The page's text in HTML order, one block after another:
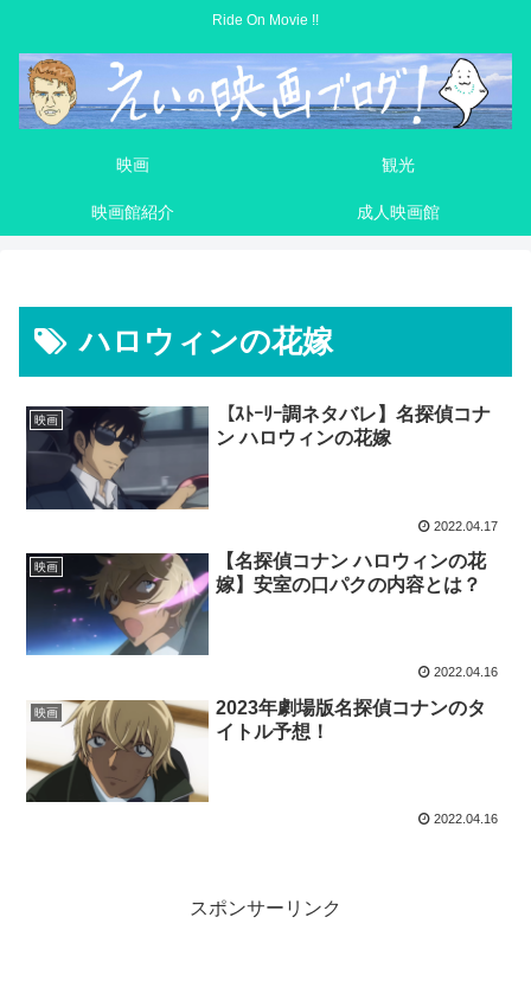
Ride On Movie !!
映画 観光
映画館紹介 成人映画館
ハロウィンの花嫁
映画
【ｽﾄｰﾘｰ調ネタバレ】名探偵コナ
ン ハロウィンの花嫁
2022.04.17
映画
【名探偵コナン ハロウィンの花
嫁】安室の口パクの内容とは？
2022.04.16
映画
2023年劇場版名探偵コナンのタ
イトル予想！
2022.04.16
スポンサーリンク